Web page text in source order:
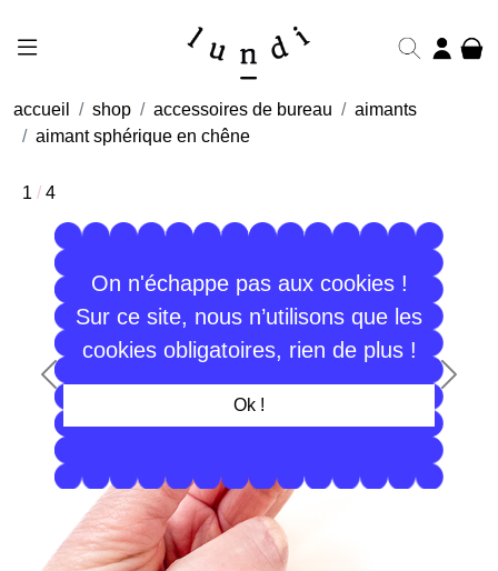
On n'échappe pas aux cookies !
Sur ce site, nous n’utilisons que les
cookies obligatoires, rien de plus !
Ok !
accueil shop accessoires de bureau
aimants
aimant sphérique en chêne
1 / 4
Précédent